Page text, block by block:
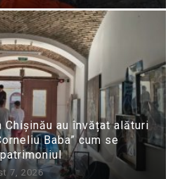
Chișinău au învățat alături
Baba” cum se
7, 2026